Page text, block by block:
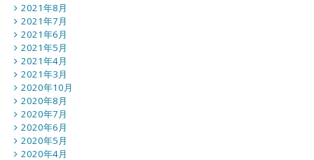
2021年8月
2021年7月
2021年6月
2021年5月
2021年4月
2021年3月
2020年10月
2020年8月
2020年7月
2020年6月
2020年5月
2020年4月